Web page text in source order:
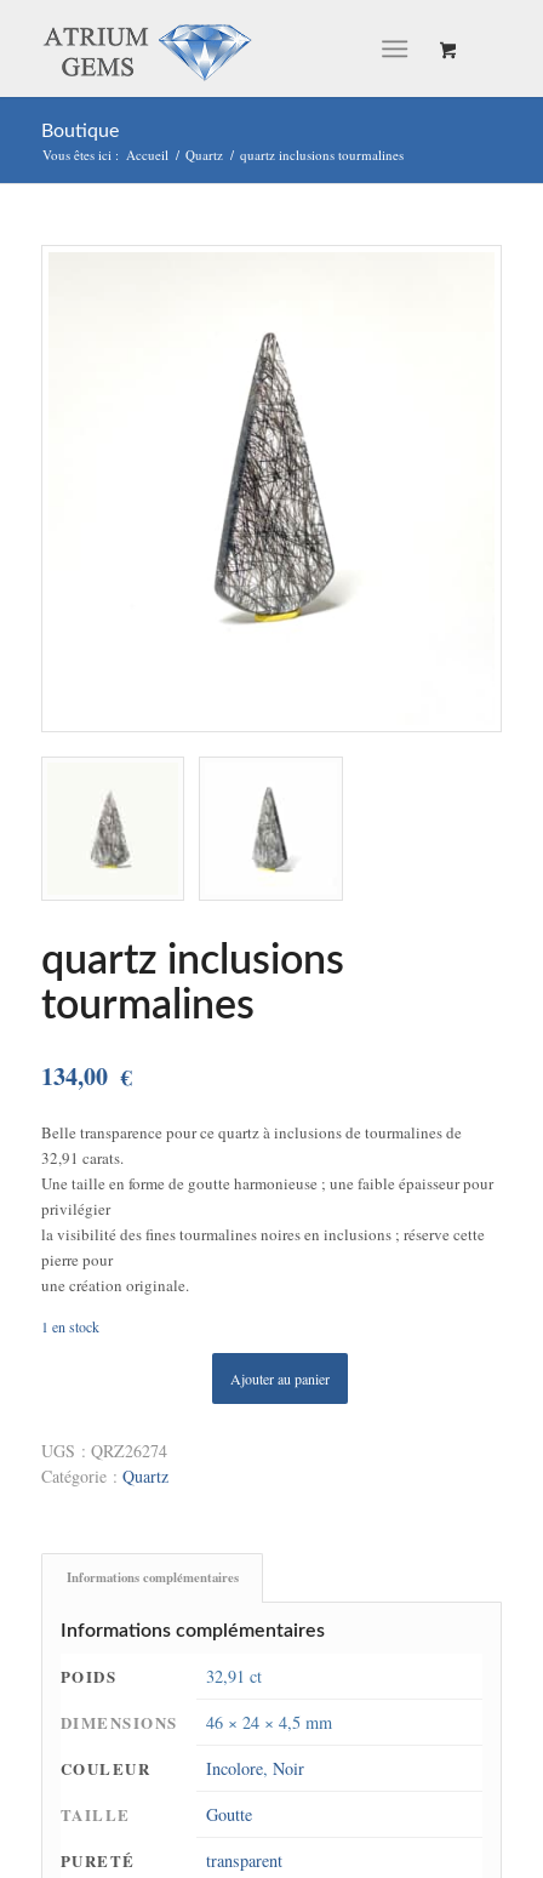
Boutique
Vous êtes ici : Accueil / Quartz / quartz inclusions tourmalines
quartz inclusions
tourmalines
134,00 €
Belle transparence pour ce quartz à inclusions de tourmalines de
32,91 carats.
Une taille en forme de goutte harmonieuse ; une faible épaisseur pour
privilégier
la visibilité des fines tourmalines noires en inclusions ; réserve cette
pierre pour
une création originale.
1 en stock
Ajouter au panier
UGS : QRZ26274
Catégorie : Quartz
Informations complémentaires
Informations complémentaires
POIDS
32,91 ct
DIMENSIONS
46 × 24 × 4,5 mm
COULEUR
Incolore, Noir
TAILLE
Goutte
PURETÉ
transparent